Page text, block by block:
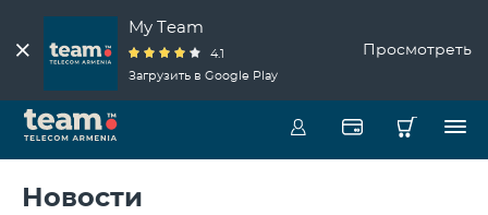
My Team
4.1
Загрузить в Google Play
Просмотреть
Новости